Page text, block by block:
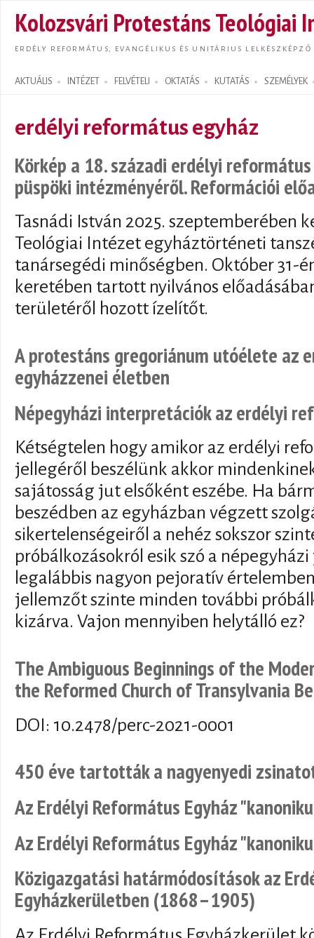
Kolozsvári Protestáns Teológiai
ERDÉLY REFORMÁTUS, EVANGÉLIKUS ÉS UNITÁRIUS LELKÉSZKÉPZŐ
AKTUÁLIS INTÉZET FELVÉTELI OKTATÁS KUTATÁS SZEMÉLYEK
Search form
erdélyi református egyház
Körkép a 18. századi erdélyi
püspöki intézményéről. Reformációi
Tasnádi István 2025. szeptemberében
Teológiai Intézet egyháztörténeti
tanársegédi minőségben. Október 31-
keretében tartott nyilvános
területéről hozott ízelítőt.
A protestáns gregoriánum utóélete az
egyházzenei életben
Népegyházi interpretációk az erdélyi
Kétségtelen hogy amikor az erdélyi
jellegéről beszélünk akkor
sajátosság jut elsőként eszébe. Ha
beszédben az egyházban végzett
sikertelenségeiről a nehéz sokszor
próbálkozásokról esik szó a
legalábbis nagyon pejoratív
jellemzőt szinte minden további
kizárva. Vajon mennyiben helytálló ez?
The Ambiguous Beginnings of the
the Reformed Church of Transylvania
DOI: 10.2478/perc-2021-0001
450 éve tartották a nagyenyedi
Az Erdélyi Református Egyház
Az Erdélyi Református Egyház
Közigazgatási határmódosítások az
Egyházkerületben (1868–1905)